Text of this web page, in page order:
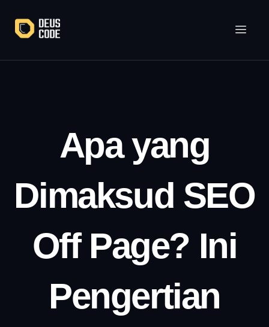
konten
Apa yang
Dimaksud SEO
Off Page? Ini
Pengertian